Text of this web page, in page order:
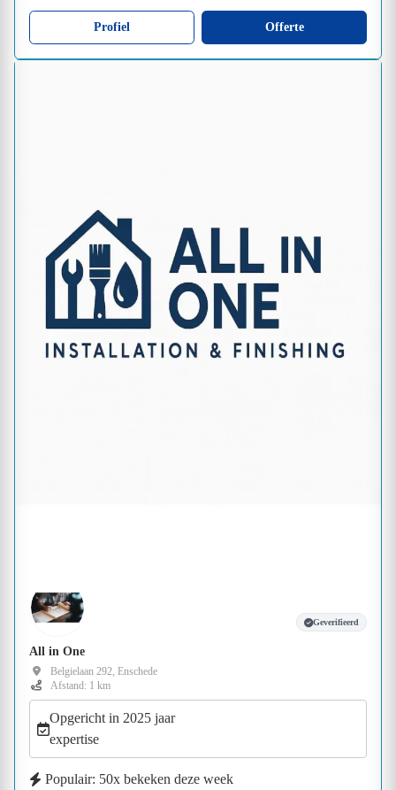
Profiel Offerte
Geverifieerd
All in One
Belgielaan 292, Enschede
Afstand: 1 km
Opgericht in 2025 jaar
expertise
Populair: 50x bekeken deze week